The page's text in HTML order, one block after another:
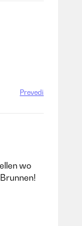
Prevedi
wo